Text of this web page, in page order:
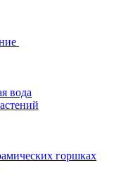
вода
горшках